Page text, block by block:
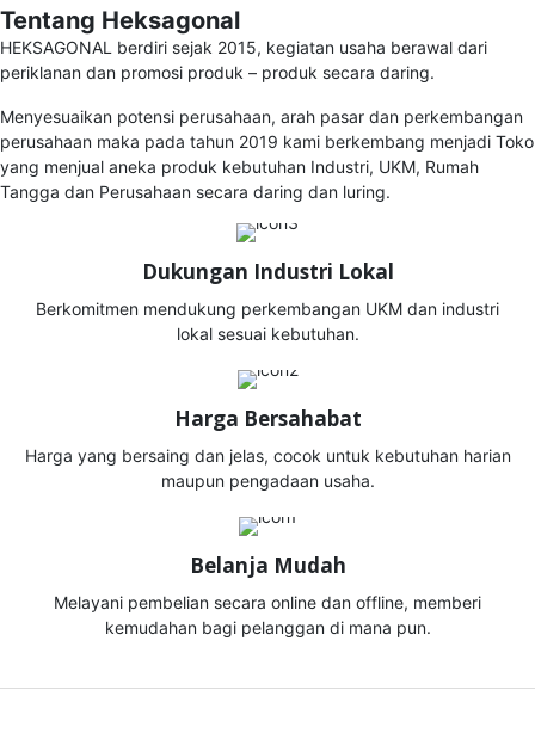
Tentang Heksagonal
HEKSAGONAL berdiri sejak 2015, kegiatan usaha berawal dari
periklanan dan promosi produk – produk secara daring.
Menyesuaikan potensi perusahaan, arah pasar dan perkembangan
perusahaan maka pada tahun 2019 kami berkembang menjadi Toko
yang menjual aneka produk kebutuhan Industri, UKM, Rumah
Tangga dan Perusahaan secara daring dan luring.
Dukungan Industri Lokal
Berkomitmen mendukung perkembangan UKM dan industri
lokal sesuai kebutuhan.
Harga Bersahabat
Harga yang bersaing dan jelas, cocok untuk kebutuhan harian
maupun pengadaan usaha.
Belanja Mudah
Melayani pembelian secara online dan offline, memberi
kemudahan bagi pelanggan di mana pun.